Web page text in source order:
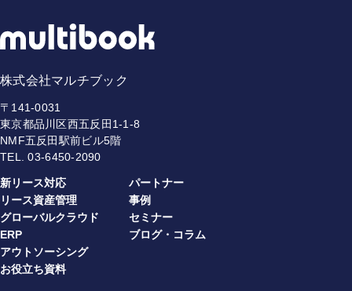
株式会社マルチブック
〒141-0031
東京都品川区西五反田1-1-8
NMF五反田駅前ビル5階
TEL.03-6450-2090
新リース対応
リース資産管理
グローバルクラウド
ERP
アウトソーシング
お役立ち資料
パートナー
事例
セミナー
ブログ・コラム